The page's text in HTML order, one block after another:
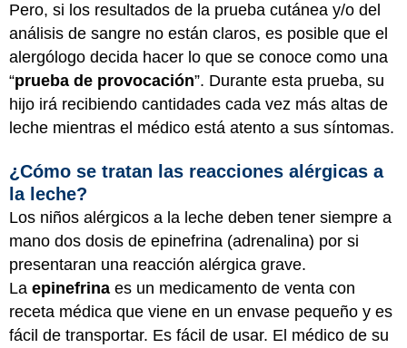
Pero, si los resultados de la prueba cutánea y/o del
análisis de sangre no están claros, es posible que el
alergólogo decida hacer lo que se conoce como una
“prueba de provocación”. Durante esta prueba, su
hijo irá recibiendo cantidades cada vez más altas de
leche mientras el médico está atento a sus síntomas.
¿Cómo se tratan las reacciones alérgicas a
la leche?
Los niños alérgicos a la leche deben tener siempre a
mano dos dosis de epinefrina (adrenalina) por si
presentaran una reacción alérgica grave.
La epinefrina es un medicamento de venta con
receta médica que viene en un envase pequeño y es
fácil de transportar. Es fácil de usar. El médico de su